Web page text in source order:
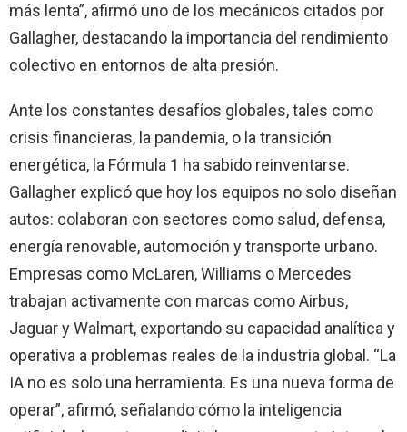
más lenta”, afirmó uno de los mecánicos citados por
Gallagher, destacando la importancia del rendimiento
colectivo en entornos de alta presión.
Ante los constantes desafíos globales, tales como
crisis financieras, la pandemia, o la transición
energética, la Fórmula 1 ha sabido reinventarse.
Gallagher explicó que hoy los equipos no solo diseñan
autos: colaboran con sectores como salud, defensa,
energía renovable, automoción y transporte urbano.
Empresas como McLaren, Williams o Mercedes
trabajan activamente con marcas como Airbus,
Jaguar y Walmart, exportando su capacidad analítica y
operativa a problemas reales de la industria global. “La
IA no es solo una herramienta. Es una nueva forma de
operar”, afirmó, señalando cómo la inteligencia